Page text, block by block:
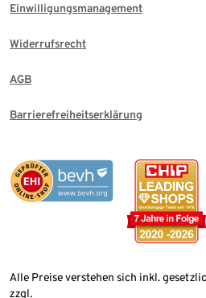
Einwilligungsmanagement
Widerrufsrecht
AGB
Barrierefreiheitserklärung
Alle Preise verstehen sich inkl.
zzgl.